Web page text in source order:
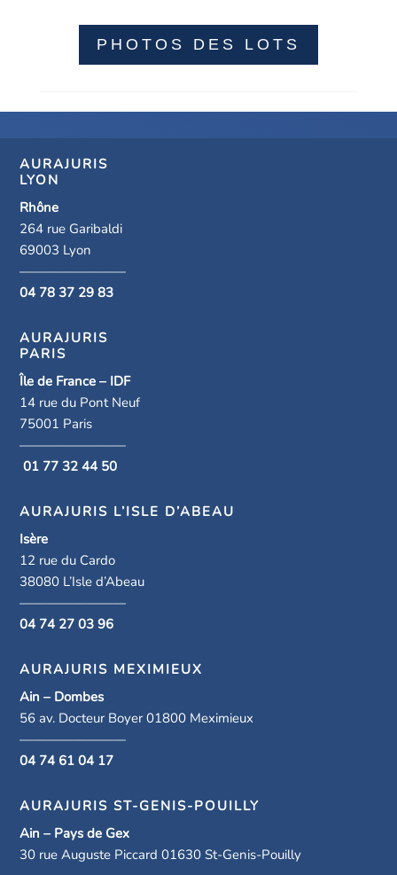
PHOTOS DES LOTS
AURAJURIS
LYON
Rhône
264 rue Garibaldi
69003 Lyon
————————
04 78 37 29 83
AURAJURIS
PARIS
Île de France – IDF
14 rue du Pont Neuf
75001 Paris
————————
01 77 32 44 50
AURAJURIS L’ISLE D’ABEAU
Isère
12 rue du Cardo
38080 L’Isle d’Abeau
————————
04 74 27 03 96
AURAJURIS MEXIMIEUX
Ain – Dombes
56 av. Docteur Boyer 01800 Meximieux
————————
04 74 61 04 17
AURAJURIS ST-GENIS-POUILLY
Ain – Pays de Gex
30 rue Auguste Piccard 01630 St-Genis-Pouilly